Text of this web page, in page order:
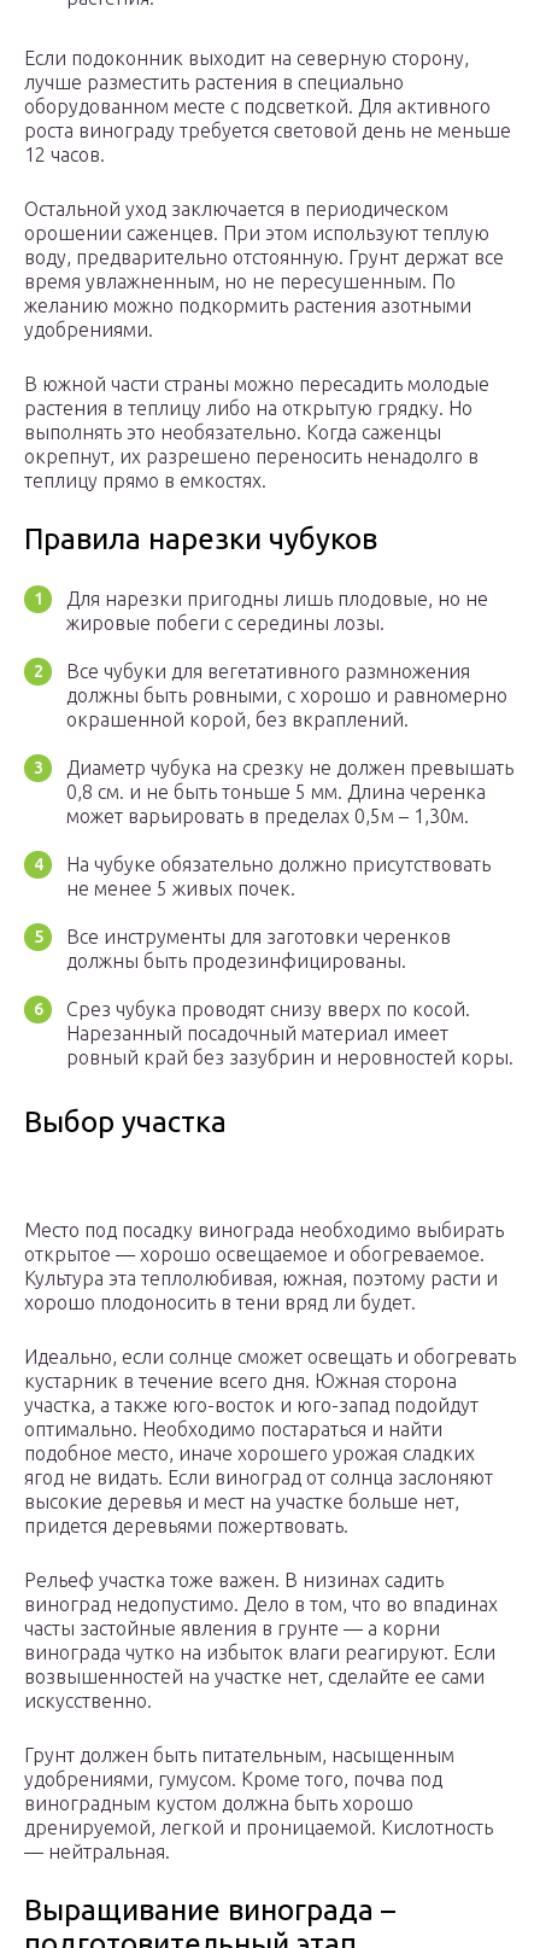
Если подоконник выходит на северную сторону,
лучше разместить растения в специально
оборудованном месте с подсветкой. Для активного
роста винограду требуется световой день не меньше
12 часов.
Остальной уход заключается в периодическом
орошении саженцев. При этом используют теплую
воду, предварительно отстоянную. Грунт держат все
время увлажненным, но не пересушенным. По
желанию можно подкормить растения азотными
удобрениями.
В южной части страны можно пересадить молодые
растения в теплицу либо на открытую грядку. Но
выполнять это необязательно. Когда саженцы
окрепнут, их разрешено переносить ненадолго в
теплицу прямо в емкостях.
Правила нарезки чубуков
Для нарезки пригодны лишь плодовые, но не
жировые побеги с середины лозы.
Все чубуки для вегетативного размножения
должны быть ровными, с хорошо и равномерно
окрашенной корой, без вкраплений.
Диаметр чубука на срезку не должен превышать
0,8 см. и не быть тоньше 5 мм. Длина черенка
может варьировать в пределах 0,5м – 1,30м.
На чубуке обязательно должно присутствовать
не менее 5 живых почек.
Все инструменты для заготовки черенков
должны быть продезинфицированы.
Срез чубука проводят снизу вверх по косой.
Нарезанный посадочный материал имеет
ровный край без зазубрин и неровностей коры.
Выбор участка
Место под посадку винограда необходимо выбирать
открытое — хорошо освещаемое и обогреваемое.
Культура эта теплолюбивая, южная, поэтому расти и
хорошо плодоносить в тени вряд ли будет.
Идеально, если солнце сможет освещать и обогревать
кустарник в течение всего дня. Южная сторона
участка, а также юго-восток и юго-запад подойдут
оптимально. Необходимо постараться и найти
подобное место, иначе хорошего урожая сладких
ягод не видать. Если виноград от солнца заслоняют
высокие деревья и мест на участке больше нет,
придется деревьями пожертвовать.
Рельеф участка тоже важен. В низинах садить
виноград недопустимо. Дело в том, что во впадинах
часты застойные явления в грунте — а корни
винограда чутко на избыток влаги реагируют. Если
возвышенностей на участке нет, сделайте ее сами
искусственно.
Грунт должен быть питательным, насыщенным
удобрениями, гумусом. Кроме того, почва под
виноградным кустом должна быть хорошо
дренируемой, легкой и проницаемой. Кислотность
— нейтральная.
Выращивание винограда –